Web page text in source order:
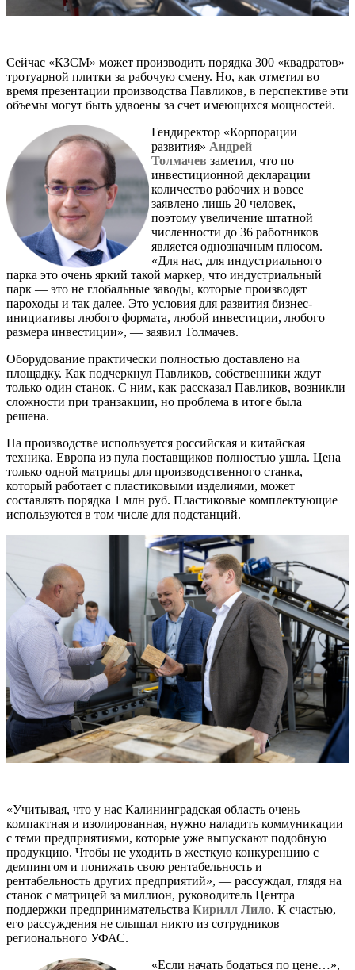
Сейчас «КЗСМ» может производить порядка 300 «квадратов»
тротуарной плитки за рабочую смену. Но, как отметил во
время презентации производства Павликов, в перспективе эти
объемы могут быть удвоены за счет имеющихся мощностей.
Гендиректор «Корпорации
развития» Андрей
Толмачев заметил, что по
инвестиционной декларации
количество рабочих и вовсе
заявлено лишь 20 человек,
поэтому увеличение штатной
численности до 36 работников
является однозначным плюсом.
«Для нас, для индустриального
парка это очень яркий такой маркер, что индустриальный
парк — это не глобальные заводы, которые производят
пароходы и так далее. Это условия для развития бизнес-
инициативы любого формата, любой инвестиции, любого
размера инвестиции», — заявил Толмачев.
Оборудование практически полностью доставлено на
площадку. Как подчеркнул Павликов, собственники ждут
только один станок. С ним, как рассказал Павликов, возникли
сложности при транзакции, но проблема в итоге была
решена.
На производстве используется российская и китайская
техника. Европа из пула поставщиков полностью ушла. Цена
только одной матрицы для производственного станка,
который работает с пластиковыми изделиями, может
составлять порядка 1 млн руб. Пластиковые комплектующие
используются в том числе для подстанций.
«Учитывая, что у нас Калининградская область очень
компактная и изолированная, нужно наладить коммуникации
с теми предприятиями, которые уже выпускают подобную
продукцию. Чтобы не уходить в жесткую конкуренцию с
демпингом и понижать свою рентабельность и
рентабельность других предприятий», — рассуждал, глядя на
станок с матрицей за миллион, руководитель Центра
поддержки предпринимательства Кирилл Лило. К счастью,
его рассуждения не слышал никто из сотрудников
регионального УФАС.
«Если начать бодаться по цене…»,